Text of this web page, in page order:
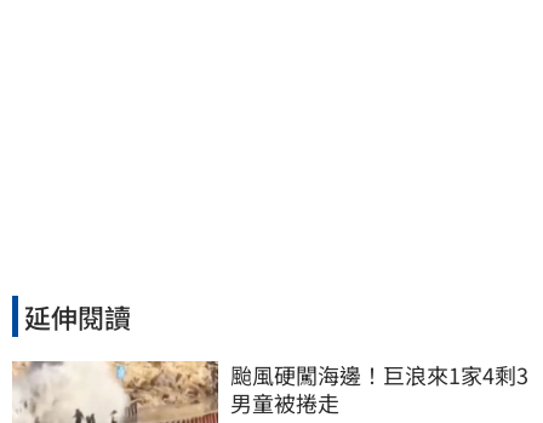
延伸閱讀
颱風硬闖海邊！巨浪來1家4剩3
男童被捲走